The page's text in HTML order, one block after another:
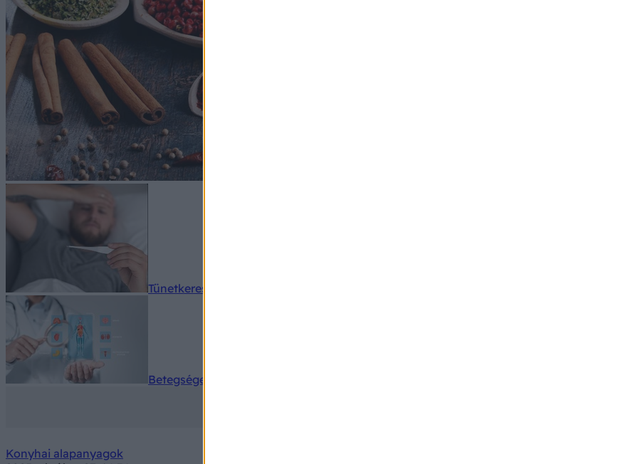
Tünetkereső
Betegségek A-Z
Konyhai alapanyagok